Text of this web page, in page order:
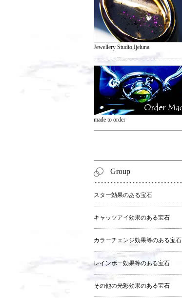
Jewellery Studio Ijeluna
made to order
Group
スター効果のある宝石
キャッツアイ効果のある宝石
カラーチェンジ効果等のある宝石
レインボー効果等のある宝石
その他の光彩効果のある宝石